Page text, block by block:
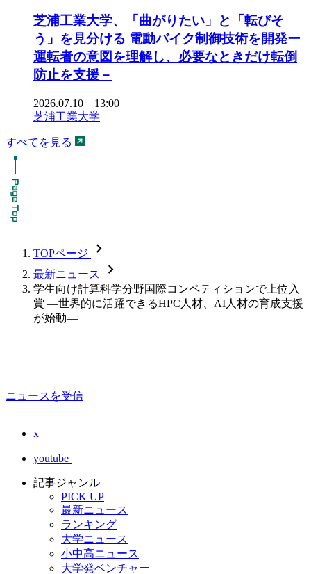
芝浦工業大学、「曲がりたい」と「転びそ
う」を見分ける 電動バイク制御技術を開発ー
運転者の意図を理解し、必要なときだけ転倒
防止を支援－
2026.07.10 13:00
芝浦工業大学
すべてを見る
TOPページ chevron_forward
最新ニュース chevron_forward
学生向け計算科学分野国際コンペティションで上位入
賞 ―世界的に活躍できるHPC人材、AI人材の育成支援
が始動―
ニュースを受信
x
youtube
記事ジャンル
PICK UP
最新ニュース
ランキング
大学ニュース
小中高ニュース
大学発ベンチャー